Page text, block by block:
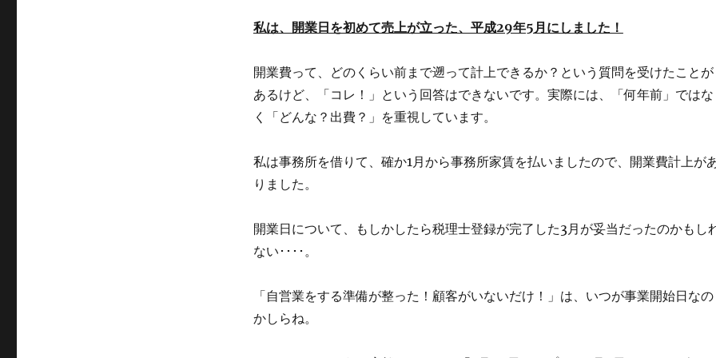
私は、開業日を初めて売上が立った、平成29年5月にしました！
開業費って、どのくらい前まで遡って計上できるか？という質問を受けたことが
あるけど、「コレ！」という回答はできないです。実際には、「何年前」ではな
く「どんな？出費？」を重視しています。
私は事務所を借りて、確か1月から事務所家賃を払いましたので、開業費計上が
りました。
開業日について、もしかしたら税理士登録が完了した3月が妥当だったのかもし
ない････。
「自営業をする準備が整った！顧客がいないだけ！」は、いつが事業開始日なの
かしらね。